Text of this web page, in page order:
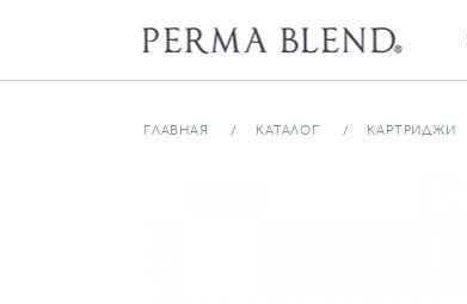
ГЛАВНАЯ КАТАЛОГ КАРТРИДЖИ